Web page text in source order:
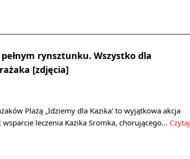
rynsztunku. Wszystko dla
[zdjęcia]
Plażą „Idziemy dla Kazika' to wyjątkowa akcja
leczenia Kazika Sromka, chorującego… Czytaj